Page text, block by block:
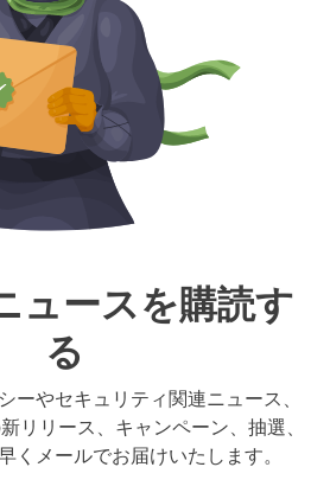
ュースを購読す
る
ーやセキュリティ関連ニュース、
リリース、キャンペーン、抽選、
くメールでお届けいたします。